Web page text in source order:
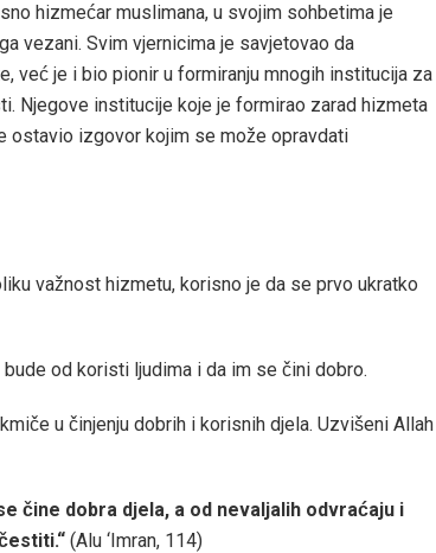
hizmećar muslimana, u svojim sohbetima je
vezani. Svim vjernicima je savjetovao da
već je i bio pionir u formiranju mnogih institucija za
Njegove institucije koje je formirao zarad hizmeta
ostavio izgovor kojim se može opravdati
važnost hizmetu, korisno je da se prvo ukratko
od koristi ljudima i da im se čini dobro.
u činjenju dobrih i korisnih djela. Uzvišeni Allah
čine dobra djela, a od nevaljalih odvraćaju i
(Alu ‘Imran, 114)